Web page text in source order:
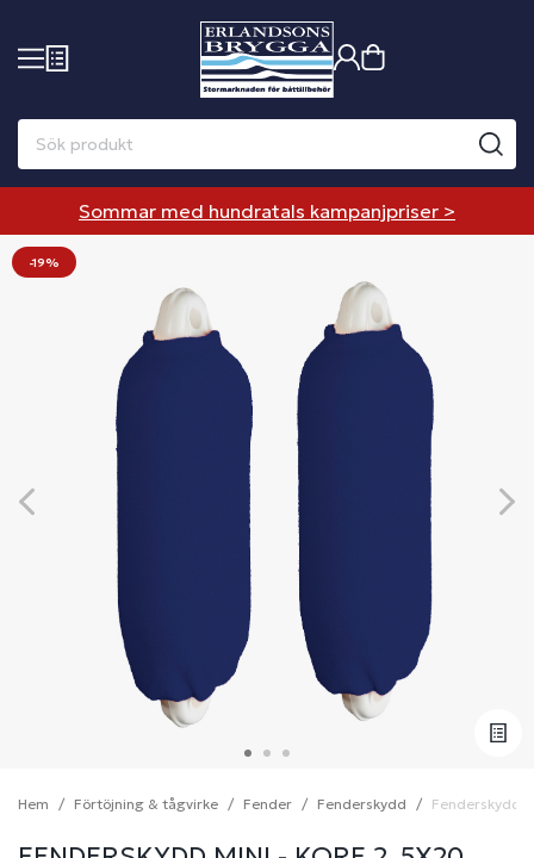
Sommar med hundratals kampanjpriser >
-19%
Hem Förtöjning & tågvirke Fender Fenderskydd Fenderskydd